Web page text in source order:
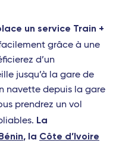
un service Train +
grâce à une
d’un
jusqu’à la gare de
navette depuis la gare
prendrez un vol
La
, la Côte d’Ivoire